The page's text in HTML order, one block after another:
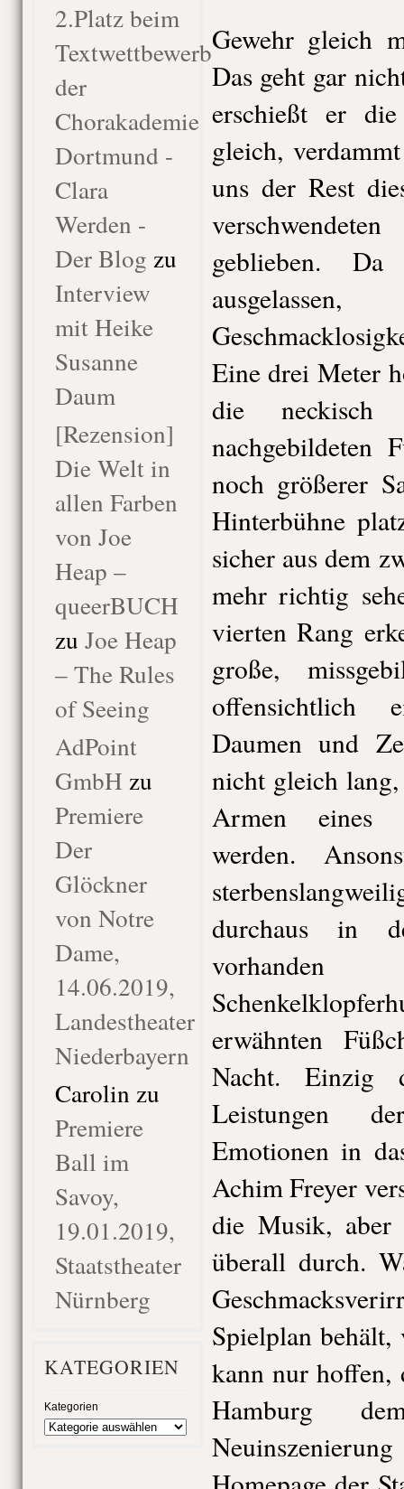
2.Platz beim
Textwettbewerb
der
Chorakademie
Dortmund -
Clara
Werden -
Der Blog zu
Interview
mit Heike
Susanne
Daum
[Rezension]
Die Welt in
allen Farben
von Joe
Heap –
queerBUCH
zu Joe Heap
– The Rules
of Seeing
AdPoint
GmbH zu
Premiere
Der
Glöckner
von Notre
Dame,
14.06.2019,
Landestheater
Niederbayern
Carolin zu
Premiere
Ball im
Savoy,
19.01.2019,
Staatstheater
Nürnberg
KATEGORIEN
Kategorien
Gewehr gleich
Das geht gar
erschießt er
gleich,
uns der Rest
geblieben.
Eine drei Meter
die
nachgebildeten
noch größerer
Hinterbühne
sicher aus dem
mehr richtig
vierten Rang
große,
offensichtlich
Daumen und
nicht gleich
Armen eines
werden.
durchaus in
erwähnten
Nacht. Einzig
Leistungen
Emotionen in
Achim Freyer
die Musik,
überall durch.
Spielplan
kann nur hoffen,
Hamburg